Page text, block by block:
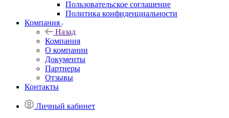
Пользовательское соглашение
Политика конфиденциальности
Компания
Назад
Компания
О компании
Документы
Партнеры
Отзывы
Контакты
Личный кабинет